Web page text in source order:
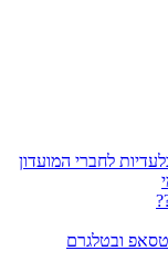
לחברי המועדון
ובטלגרם